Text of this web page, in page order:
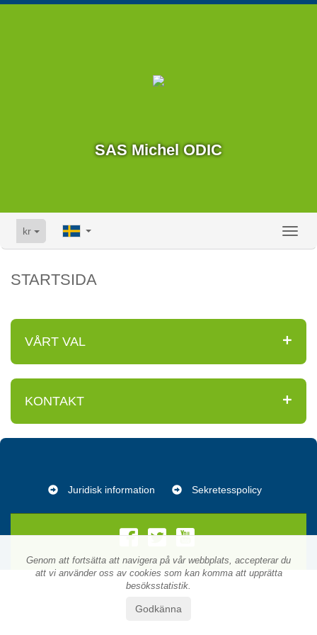
Genom att fortsätta att navigera på vår webbplats, accepterar du
att vi använder oss av cookies som kan komma att upprätta
besöksstatistik.
Godkänna
SAS Michel ODIC
kr
STARTSIDA
VÅRT VAL
KONTAKT
Juridisk information Sekretesspolicy